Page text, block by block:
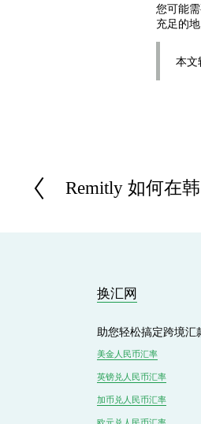
您可能
充足的地
本文
P
Remitly 如何在
换汇网
助您轻松搞定跨境汇
美金人民币汇率
英镑兑人民币汇率
加币兑人民币汇率